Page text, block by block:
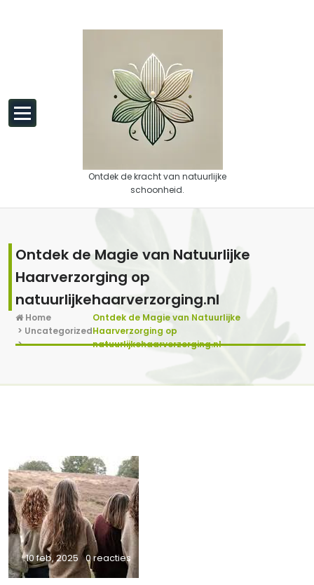
Ontdek de kracht van natuurlijke
schoonheid.
Ontdek de Magie van Natuurlijke
Haarverzorging op
natuurlijkehaarverzorging.nl
Home
> Uncategorized
>
Ontdek de Magie van Natuurlijke
Haarverzorging op
natuurlijkehaarverzorging.nl
10 feb, 2025 0 reacties